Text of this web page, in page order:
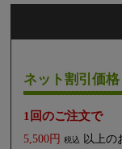
ネット割引価格
1回のご注文で
5,500円 税込 以上の